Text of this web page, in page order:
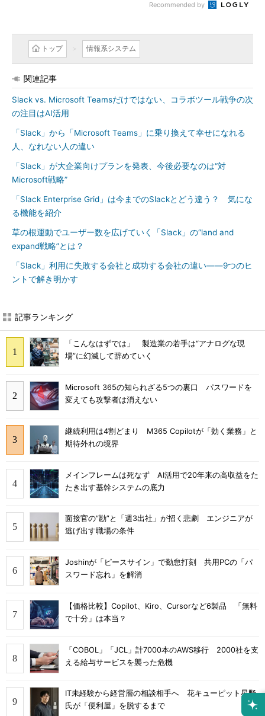
Recommended by
トップ 情報系システム
関連記事
Slack vs. Microsoft Teamsだけではない、コラボツール戦争の次
の注目はAI活用
「Slack」から「Microsoft Teams」に乗り換えて幸せになれる
人、なれない人の違い
「Slack」が大企業向けプランを発表、今後必要なのは“対
Microsoft戦略”
「Slack Enterprise Grid」は今までのSlackとどう違う？ 気にな
る機能を紹介
草の根運動でユーザー数を広げていく「Slack」の“land and
expand戦略”とは？
「Slack」利用に失敗する会社と成功する会社の違い――9つのヒ
ントで解き明かす
記事ランキング
「こんなはずでは」 製造業の若手は“アナログな現
場”に幻滅して辞めていく
Microsoft 365の知られざる5つの裏口 パスワードを
変えても攻撃者は消えない
継続利用は4割どまり M365 Copilotが「効く業務」と
期待外れの境界
メインフレームは死なず AI活用で20年来の高収益をた
たき出す基幹システムの底力
面接官の“勘”と「週3出社」が招く悲劇 エンジニアが
逃げ出す職場の条件
Joshinが「ピースサイン」で勤怠打刻 共用PCの「パ
スワード忘れ」を解消
【価格比較】Copilot、Kiro、Cursorなど6製品 「無料
で十分」は本当？
「COBOL」「JCL」計7000本のAWS移行 2000社を支
える給与サービスを襲った危機
IT未経験から経営層の相談相手へ 花キューピット星野
氏が「便利屋」を脱するまで